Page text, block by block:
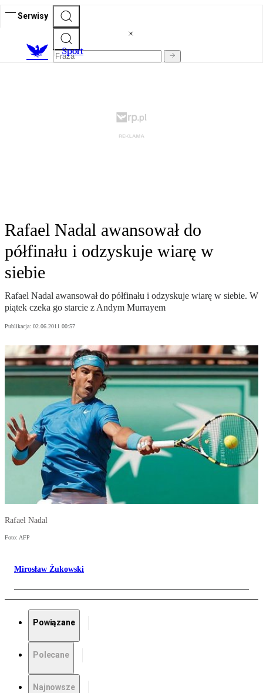
Serwisy
Sport
Rafael Nadal awansował do
półfinału i odzyskuje wiarę w
siebie
Rafael Nadal awansował do półfinału i odzyskuje wiarę w siebie. W
piątek czeka go starcie z Andym Murrayem
Publikacja: 02.06.2011 00:57
Rafael Nadal
Foto: AFP
Mirosław Żukowski
Powiązane
Polecane
Najnowsze